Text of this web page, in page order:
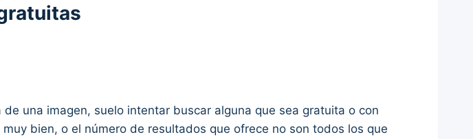
una imagen, suelo intentar buscar alguna que sea gratuita o con
bien, o el número de resultados que ofrece no son todos los que